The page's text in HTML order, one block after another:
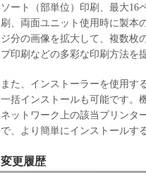
ソート（部単位）印刷、最大16
刷、両面ユニット使用時に製本
ジ分の画像を拡大して、複数枚
プ印刷などの多彩な印刷方法を
また、インストーラーを使用す
一括インストールも可能です。
ネットワーク上の該当プリンタ
で、より簡単にインストールす
変更履歴